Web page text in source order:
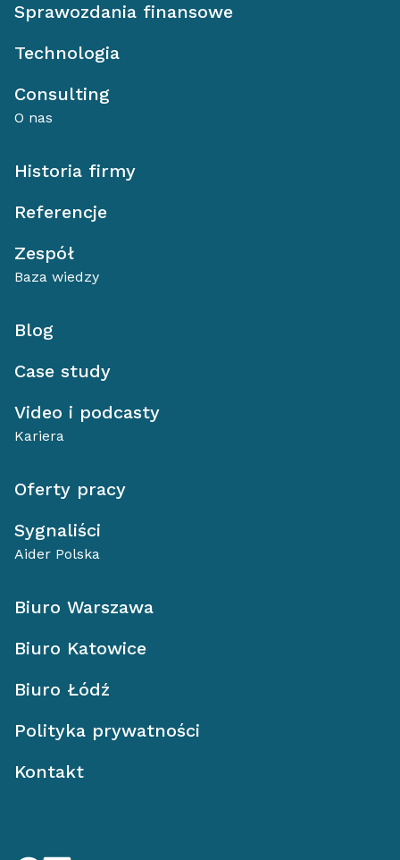
Sprawozdania finansowe
Technologia
Consulting
O nas
Historia firmy
Referencje
Zespół
Baza wiedzy
Blog
Case study
Video i podcasty
Kariera
Oferty pracy
Sygnaliści
Aider Polska
Biuro Warszawa
Biuro Katowice
Biuro Łódź
Polityka prywatności
Kontakt